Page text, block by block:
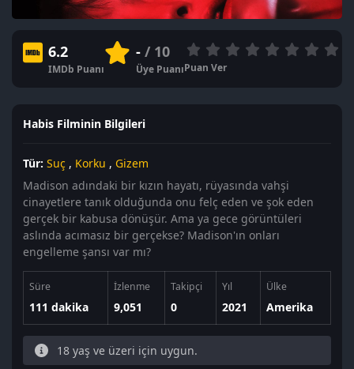
6.2
IMDb Puanı
-/ 10
Üye PuanıPuan Ver
Habis Filminin Bilgileri
Tür: Suç , Korku , Gizem
Madison adındaki bir kızın hayatı, rüyasında vahşi
cinayetlere tanık olduğunda onu felç eden ve şok eden
gerçek bir kabusa dönüşür. Ama ya gece görüntüleri
aslında acımasız bir gerçekse? Madison'ın onları
engelleme şansı var mı?
Süre
111 dakika
İzlenme
9,051
Takipçi
0
Yıl
2021
Ülke
Amerika
18 yaş ve üzeri için uygun.